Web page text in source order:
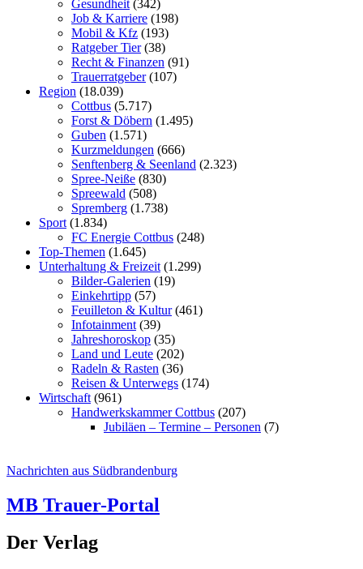
Gesundheit (342)
Job & Karriere (198)
Mobil & Kfz (193)
Ratgeber Tier(38)
Recht & Finanzen (91)
Trauerratgeber(107)
Region (18.039)
Cottbus (5.717)
Forst & Döbern (1.495)
Guben (1.571)
Kurzmeldungen (666)
Senftenberg & Seenland (2.323)
Spree-Neiße (830)
Spreewald (508)
Spremberg (1.738)
Sport (1.834)
FC Energie Cottbus (248)
Top-Themen (1.645)
Unterhaltung & Freizeit (1.299)
Bilder-Galerien (19)
Einkehrtipp (57)
Feuilleton & Kultur(461)
Infotainment (39)
Jahreshoroskop (35)
Land und Leute (202)
Radeln & Rasten (36)
Reisen & Unterwegs (174)
Wirtschaft (961)
Handwerkskammer Cottbus (207)
Jubiläen – Termine – Personen (7)
Nachrichten aus Südbrandenburg
MB Trauer-Portal
Der Verlag